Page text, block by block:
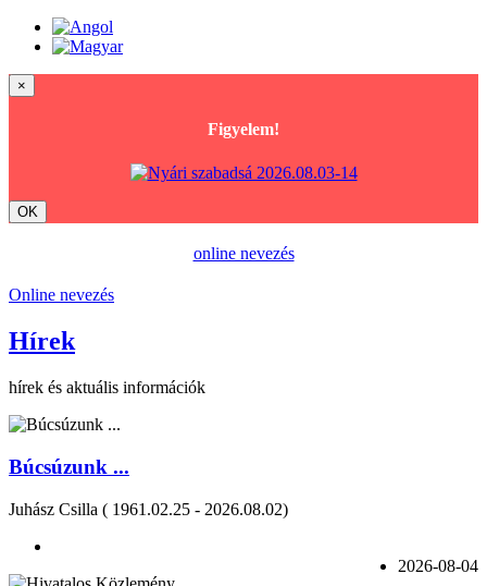
×
Figyelem!
OK
online nevezés
Online nevezés
Hírek
hírek és aktuális információk
Búcsúzunk ...
Juhász Csilla ( 1961.02.25 - 2026.08.02)
2026-08-04